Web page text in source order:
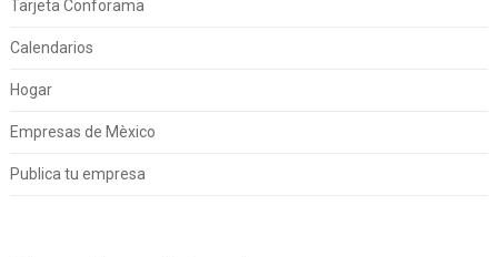
Tarjeta Conforama
Calendarios
Hogar
Empresas de Mèxico
Publica tu empresa